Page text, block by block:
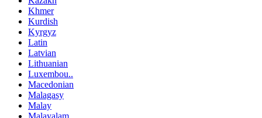
Khmer
Kurdish
Kyrgyz
Latin
Latvian
Lithuanian
Luxembou..
Macedonian
Malagasy
Malay